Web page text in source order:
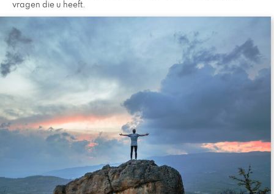
vragen die u heeft.